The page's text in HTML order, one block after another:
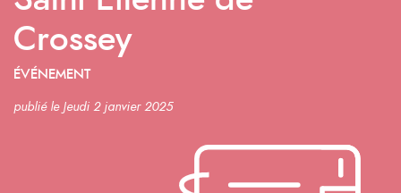
Crossey
ÉVÉNEMENT
publié le Jeudi 2 janvier 2025